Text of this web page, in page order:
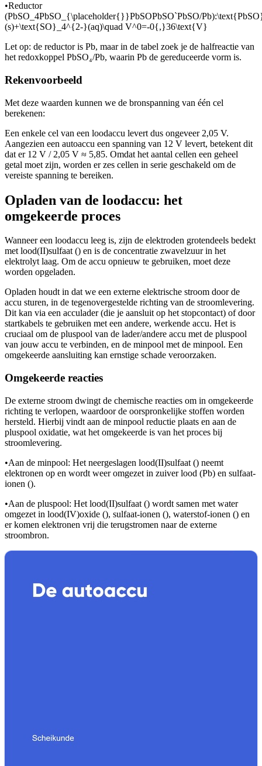
•Reductor
(PbSO_4PbSO_{\placeholder{}}PbSOPbSO`PbSO/Pb):
(s)+\text{SO}_4^{2-}(aq)\quad V^0=-0{,}36\text{V}
Let op: de reductor is Pb, maar in de tabel zoek je de halfreactie van
het redoxkoppel PbSO₄/Pb, waarin Pb de gereduceerde vorm is.
Rekenvoorbeeld
Met deze waarden kunnen we de bronspanning van één cel
berekenen:
Een enkele cel van een loodaccu levert dus ongeveer 2,05 V.
Aangezien een autoaccu een spanning van 12 V levert, betekent dit
dat er 12 V / 2,05 V ≈ 5,85. Omdat het aantal cellen een geheel
getal moet zijn, worden er zes cellen in serie geschakeld om de
vereiste spanning te bereiken.
Opladen van de loodaccu: het
omgekeerde proces
Wanneer een loodaccu leeg is, zijn de elektroden grotendeels bedekt
met lood(II)sulfaat () en is de concentratie zwavelzuur in het
elektrolyt laag. Om de accu opnieuw te gebruiken, moet deze
worden opgeladen.
Opladen houdt in dat we een externe elektrische stroom door de
accu sturen, in de tegenovergestelde richting van de stroomlevering.
Dit kan via een acculader (die je aansluit op het stopcontact) of door
startkabels te gebruiken met een andere, werkende accu. Het is
cruciaal om de pluspool van de lader/andere accu met de pluspool
van jouw accu te verbinden, en de minpool met de minpool. Een
omgekeerde aansluiting kan ernstige schade veroorzaken.
Omgekeerde reacties
De externe stroom dwingt de chemische reacties om in omgekeerde
richting te verlopen, waardoor de oorspronkelijke stoffen worden
hersteld. Hierbij vindt aan de minpool reductie plaats en aan de
pluspool oxidatie, wat het omgekeerde is van het proces bij
stroomlevering.
•Aan de minpool: Het neergeslagen lood(II)sulfaat () neemt
elektronen op en wordt weer omgezet in zuiver lood (Pb) en sulfaat-
ionen ().
•Aan de pluspool: Het lood(II)sulfaat () wordt samen met water
omgezet in lood(IV)oxide (), sulfaat-ionen (), waterstof-ionen () en
er komen elektronen vrij die terugstromen naar de externe
stroombron.